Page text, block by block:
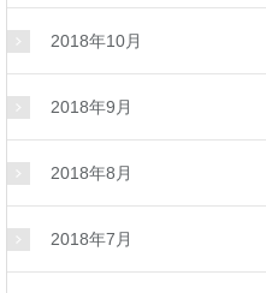
2018年10月
2018年9月
2018年8月
2018年7月